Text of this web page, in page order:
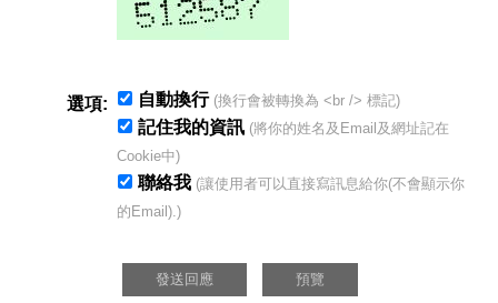
選項: 自動換行 (換行會被轉換為 <br /> 標記)
記住我的資訊 (將你的姓名及Email及網址記在
Cookie中)
聯絡我 (讓使用者可以直接寫訊息給你(不會顯示你
的Email).)